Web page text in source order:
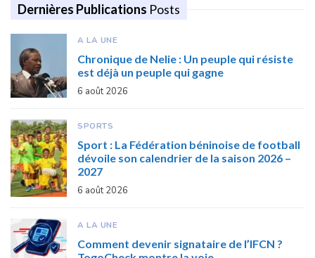
Dernières Publications Posts
A LA UNE
Chronique de Nelie : Un peuple qui résiste
est déjà un peuple qui gagne
6 août 2026
SPORTS
Sport : La Fédération béninoise de football
dévoile son calendrier de la saison 2026 –
2027
6 août 2026
A LA UNE
Comment devenir signataire de l’IFCN ?